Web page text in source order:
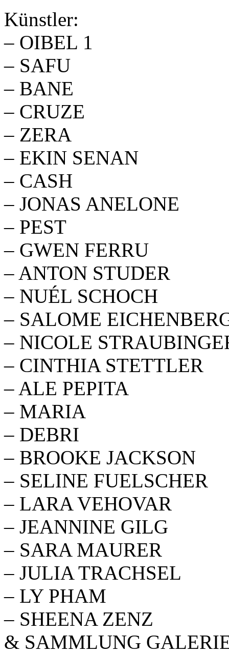
Künstler:
– OIBEL 1
– SAFU
– BANE
– CRUZE
– ZERA
– EKIN SENAN
– CASH
– JONAS ANELONE
– PEST
– GWEN FERRU
– ANTON STUDER
– NUÉL SCHOCH
– SALOME
– NICOLE
– CINTHIA STETTLER
– ALE PEPITA
– MARIA
– DEBRI
– BROOKE JACKSON
– SELINE FUELSCHER
– LARA VEHOVAR
– JEANNINE GILG
– SARA MAURER
– JULIA TRACHSEL
– LY PHAM
– SHEENA ZENZ
& SAMMLUNG